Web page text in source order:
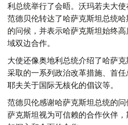
利总统举行了会晤。沃玛若夫大
范德贝伦转达了哈萨克斯坦总统哈
的问候，并表示哈萨克斯坦始终
域双边合作。
大使还像奥地利总统介绍了哈萨
采取的一系列政治改革措施、首任
耶夫关于国际无核化的倡议等。
范德贝伦感谢哈萨克斯坦总统的
萨克斯坦视为可信赖的合作伙伴